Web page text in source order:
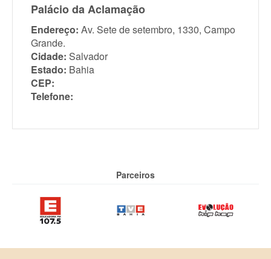
Palácio da Aclamação
Endereço: Av. Sete de setembro, 1330, Campo
Grande.
Cidade: Salvador
Estado: Bahia
CEP:
Telefone:
Parceiros